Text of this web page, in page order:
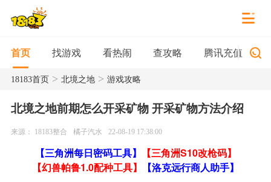
首页 找游戏 看热闹 查攻略 腾讯充值
18183首页> 北境之地> 游戏攻略
北境之地前期怎么开采矿物 开采矿物方法介绍
来源： 18183整合 橘子汽水 22-08-19 17:38:00
【三角洲每日密码工具】
【三角洲S10改枪码】
【幻兽帕鲁1.0配种工具】
【洛克远行商人助手】